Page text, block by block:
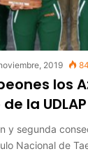
2019
los
la UDLAP
y segunda
Nacional de